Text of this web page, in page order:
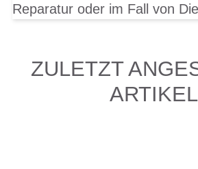
Reparatur oder im Fall von
ZULETZT
ARTIKEL